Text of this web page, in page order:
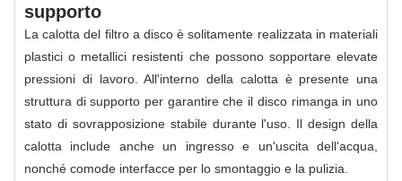
supporto
La calotta del filtro a disco è solitamente realizzata in materiali
plastici o metallici resistenti che possono sopportare elevate
pressioni di lavoro. All'interno della calotta è presente una
struttura di supporto per garantire che il disco rimanga in uno
stato di sovrapposizione stabile durante l'uso. Il design della
calotta include anche un ingresso e un'uscita dell'acqua,
nonché comode interfacce per lo smontaggio e la pulizia.